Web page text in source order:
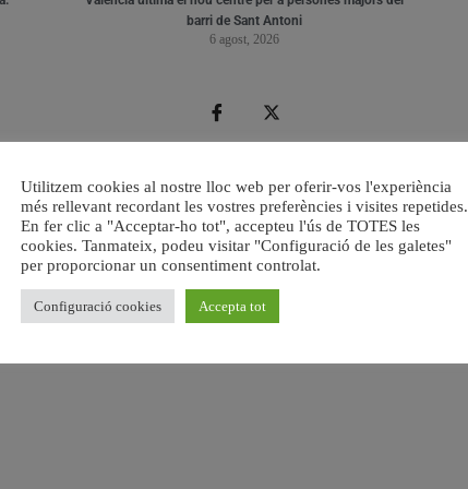
barri de Sant Antoni
6 agost, 2026
Utilitzem cookies al nostre lloc web per oferir-vos l'experiència
més rellevant recordant les vostres preferències i visites repetides.
En fer clic a "Acceptar-ho tot", accepteu l'ús de TOTES les
cookies. Tanmateix, podeu visitar "Configuració de les galetes"
per proporcionar un consentiment controlat.
Configuració cookies Accepta tot